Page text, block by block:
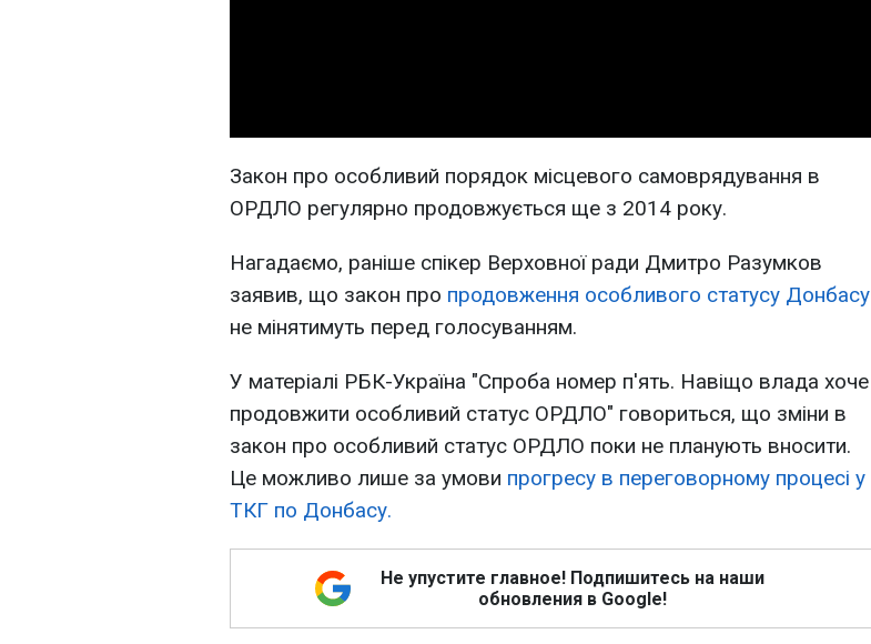
Закон про особливий порядок місцевого самоврядування в
ОРДЛО регулярно продовжується ще з 2014 року.
Нагадаємо, раніше спікер Верховної ради Дмитро Разумков
заявив, що закон про продовження особливого статусу Донбасу
не мінятимуть перед голосуванням.
У матеріалі РБК-Україна "Спроба номер п'ять. Навіщо влада хоче
продовжити особливий статус ОРДЛО" говориться, що зміни в
закон про особливий статус ОРДЛО поки не планують вносити.
Це можливо лише за умови прогресу в переговорному процесі у
ТКГ по Донбасу.
Не упустите главное! Подпишитесь на наши
обновления в Google!